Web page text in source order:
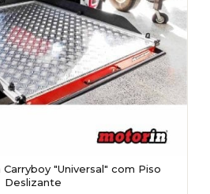
"Universal" com Piso
Deslizante